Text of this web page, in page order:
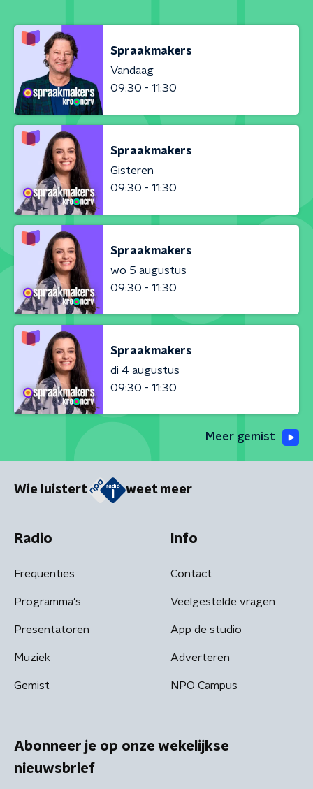
Spraakmakers
Vandaag
09:30 - 11:30
Spraakmakers
Gisteren
09:30 - 11:30
Spraakmakers
wo 5 augustus
09:30 - 11:30
Spraakmakers
di 4 augustus
09:30 - 11:30
Meer gemist
Wie luistert weet meer
Radio
Frequenties
Programma's
Presentatoren
Muziek
Gemist
Info
Contact
Veelgestelde vragen
App de studio
Adverteren
NPO Campus
Abonneer je op onze wekelijkse
nieuwsbrief